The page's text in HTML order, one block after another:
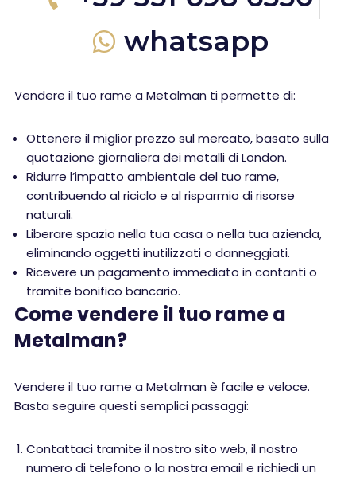
whatsapp
Vendere il tuo rame a Metalman ti permette di:
Ottenere il miglior prezzo sul mercato, basato sulla
quotazione giornaliera dei metalli di London.
Ridurre l’impatto ambientale del tuo rame,
contribuendo al riciclo e al risparmio di risorse
naturali.
Liberare spazio nella tua casa o nella tua azienda,
eliminando oggetti inutilizzati o danneggiati.
Ricevere un pagamento immediato in contanti o
tramite bonifico bancario.
Come vendere il tuo rame a
Metalman?
Vendere il tuo rame a Metalman è facile e veloce.
Basta seguire questi semplici passaggi:
Contattaci tramite il nostro sito web, il nostro
numero di telefono o la nostra email e richiedi un